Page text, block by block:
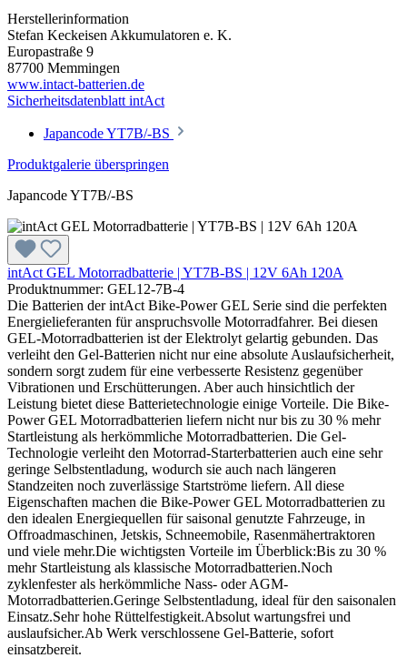
Herstellerinformation
Stefan Keckeisen Akkumulatoren e. K.
Europastraße 9
87700 Memmingen
www.intact-batterien.de
Sicherheitsdatenblatt intAct
Japancode YT7B/-BS
Produktgalerie überspringen
Japancode YT7B/-BS
intAct GEL Motorradbatterie | YT7B-BS | 12V 6Ah 120A
Produktnummer: GEL12-7B-4
Die Batterien der intAct Bike-Power GEL Serie sind die perfekten
Energielieferanten für anspruchsvolle Motorradfahrer. Bei diesen
GEL-Motorradbatterien ist der Elektrolyt gelartig gebunden. Das
verleiht den Gel-Batterien nicht nur eine absolute Auslaufsicherheit,
sondern sorgt zudem für eine verbesserte Resistenz gegenüber
Vibrationen und Erschütterungen. Aber auch hinsichtlich der
Leistung bietet diese Batterietechnologie einige Vorteile. Die Bike-
Power GEL Motorradbatterien liefern nicht nur bis zu 30 % mehr
Startleistung als herkömmliche Motorradbatterien. Die Gel-
Technologie verleiht den Motorrad-Starterbatterien auch eine sehr
geringe Selbstentladung, wodurch sie auch nach längeren
Standzeiten noch zuverlässige Startströme liefern. All diese
Eigenschaften machen die Bike-Power GEL Motorradbatterien zu
den idealen Energiequellen für saisonal genutzte Fahrzeuge, in
Offroadmaschinen, Jetskis, Schneemobile, Rasenmähertraktoren
und viele mehr.Die wichtigsten Vorteile im Überblick:Bis zu 30 %
mehr Startleistung als klassische Motorradbatterien.Noch
zyklenfester als herkömmliche Nass- oder AGM-
Motorradbatterien.Geringe Selbstentladung, ideal für den saisonalen
Einsatz.Sehr hohe Rüttelfestigkeit.Absolut wartungsfrei und
auslaufsicher.Ab Werk verschlossene Gel-Batterie, sofort
einsatzbereit.